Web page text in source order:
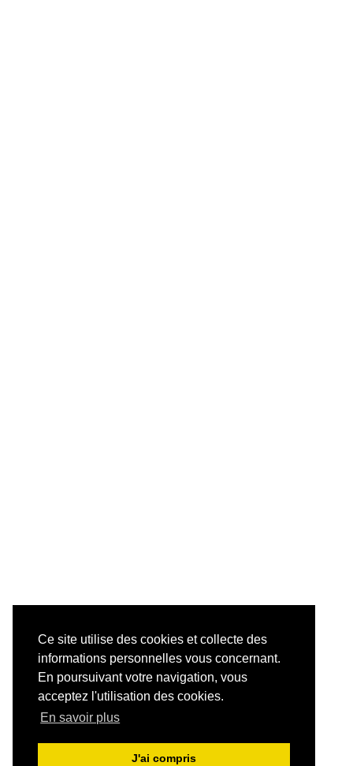
Ce site utilise des cookies et collecte des
informations personnelles vous concernant.
En poursuivant votre navigation, vous
acceptez l'utilisation des cookies.
En savoir plus
J'ai compris